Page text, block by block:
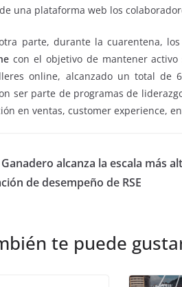
una plataforma web los
parte, durante la cuarentena,
con el objetivo de mantener
online, alcanzado un total de
ser parte de programas de
en ventas, customer experience,
alcanza la escala más
de desempeño de RSE
te puede